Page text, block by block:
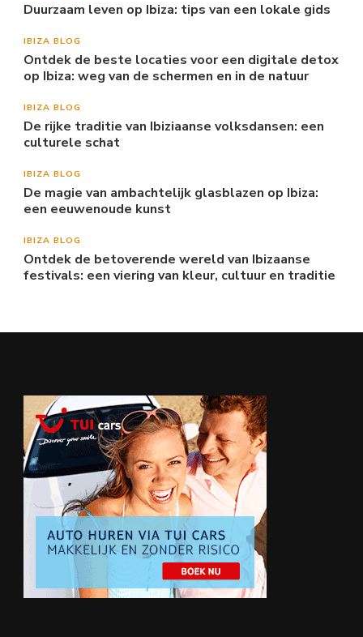
Duurzaam leven op Ibiza: tips van een lokale gids
IBIZA BLOG
Ontdek de beste locaties voor een digitale detox
op Ibiza: weg van de schermen en in de natuur
IBIZA BLOG
De rijke traditie van Ibiziaanse volksdansen: een
culturele schat
IBIZA BLOG
De magie van ambachtelijk glasblazen op Ibiza:
een eeuwenoude kunst
IBIZA BLOG
Ontdek de betoverende wereld van Ibizaanse
festivals: een viering van kleur, cultuur en traditie